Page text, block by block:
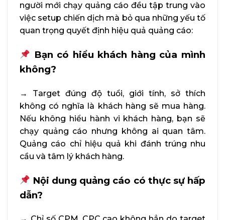
người mới chạy quảng cáo đều tập trung vào
việc setup chiến dịch mà bỏ qua những yếu tố
quan trọng quyết định hiệu quả quảng cáo:
Bạn có hiểu khách hàng của mình
không?
→
Target đúng độ tuổi, giới tính, sở thích
không có nghĩa là khách hàng sẽ mua hàng.
Nếu không hiểu hành vi khách hàng, bạn sẽ
chạy quảng cáo nhưng không ai quan tâm.
Quảng cáo chỉ hiệu quả khi đánh trúng nhu
cầu và tâm lý khách hàng.
Nội dung quảng cáo có thực sự hấp
dẫn?